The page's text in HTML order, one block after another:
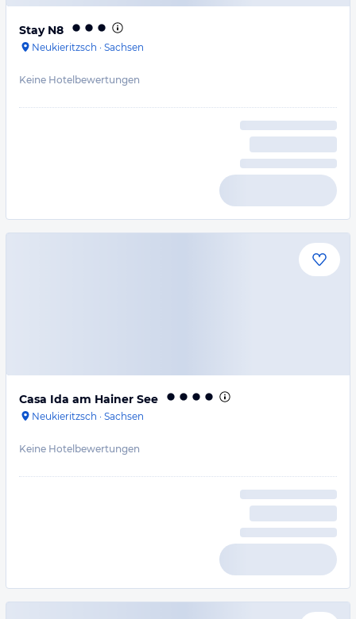
Stay N8
Neukieritzsch · Sachsen
Keine Hotelbewertungen
Casa Ida am Hainer See
Neukieritzsch · Sachsen
Keine Hotelbewertungen